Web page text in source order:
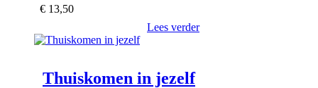
€ 13,50
Lees verder
Thuiskomen in jezelf